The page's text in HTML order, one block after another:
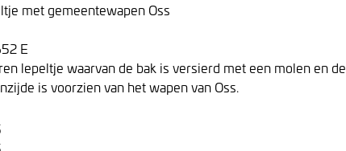
met gemeentewapen Oss
E
lepeltje waarvan de bak is versierd met een molen en de
is voorzien van het wapen van Oss.